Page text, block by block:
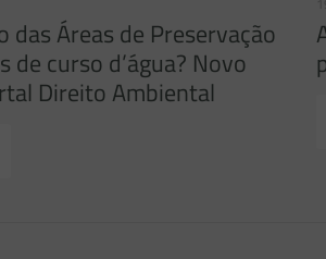
das Áreas de Preservação
de curso d’água? Novo
Direito Ambiental